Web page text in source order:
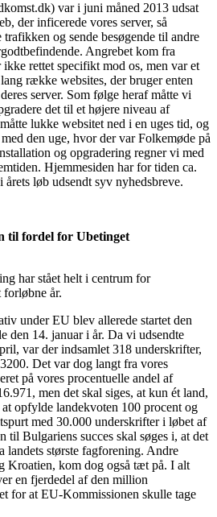
var i juni måned 2013 udsat
der inficerede vores server, så
og sende besøgende til andre
Angrebet kom fra
rettet specifikt mod os, men var et
række websites, der bruger enten
server. Som følge heraf måtte vi
det til et højere niveau af
lukke websitet ned i en uges tid, og
den uge, hvor der var Folkemøde på
og opgradering regner vi med
Hjemmesiden har for tiden ca.
løb udsendt syv nyhedsbreve.
til fordel for Ubetinget
har stået helt i centrum for
år.
under EU blev allerede startet den
den 14. januar i år. Da vi udsendte
var der indsamlet 318 underskrifter,
Det var dog langt fra vores
på vores procentuelle andel af
men det skal siges, at kun ét land,
opfylde landekvoten 100 procent og
med 30.000 underskrifter i løbet af
til Bulgariens succes skal søges i, at det
landets største fagforening. Andre
Kroatien, kom dog også tæt på. I alt
en fjerdedel af den million
for at EU-Kommissionen skulle tage